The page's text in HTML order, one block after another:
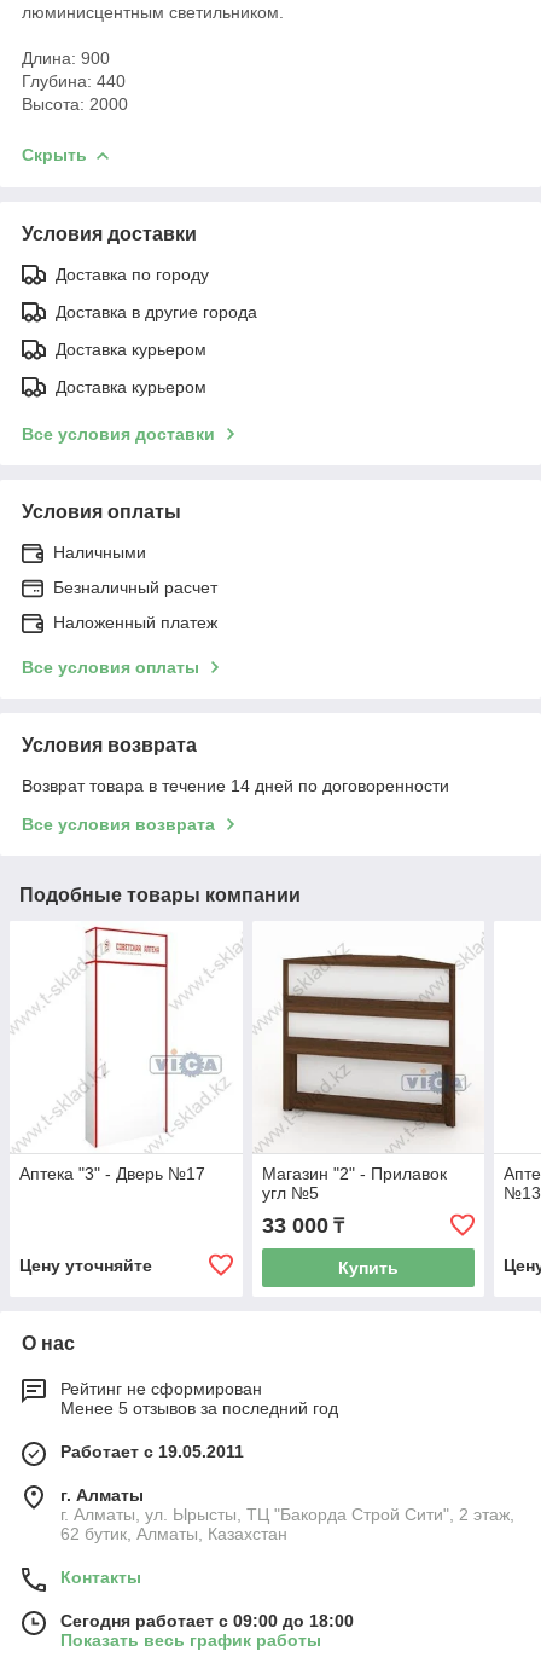
люминисцентным светильником.
Длина: 900
Глубина: 440
Высота: 2000
Скрыть
Условия доставки
Доставка по городу
Доставка в другие города
Доставка курьером
Доставка курьером
Все условия доставки
Условия оплаты
Наличными
Безналичный расчет
Наложенный платеж
Все условия оплаты
Условия возврата
Возврат товара в течение 14 дней по договоренности
Все условия возврата
Подобные товары компании
Аптека "3" - Дверь №17
Цену уточняйте
Магазин "2" - Прилавок
угл №5
33 000₸
Купить
№13
О нас
Рейтинг не сформирован
Менее 5 отзывов за последний год
Работает с 19.05.2011
г. Алматы
г. Алматы, ул. Ырысты, ТЦ "Бакорда Строй Сити", 2 этаж,
62 бутик, Алматы, Казахстан
Контакты
Сегодня работает с 09:00 до 18:00
Показать весь график работы